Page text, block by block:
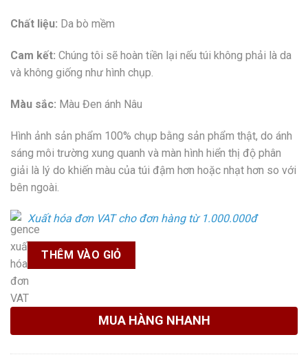
Chất liệu: Da bò mềm
Cam kết: Chúng tôi sẽ hoàn tiền lại nếu túi không phải là da
và không giống như hình chụp.
Màu sắc: Màu Đen ánh Nâu
Hình ảnh sản phẩm 100% chụp bằng sản phẩm thật, do ánh
sáng môi trường xung quanh và màn hình hiển thị độ phân
giải là lý do khiến màu của túi đậm hơn hoặc nhạt hơn so với
bên ngoài.
Xuất hóa đơn VAT cho đơn hàng từ 1.000.000đ
THÊM VÀO GIỎ
MUA HÀNG NHANH